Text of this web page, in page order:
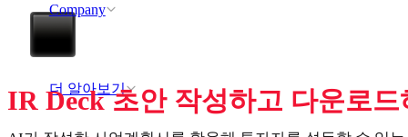
Company
더 알아보기
IR Deck 초안 작성하고 다운로드